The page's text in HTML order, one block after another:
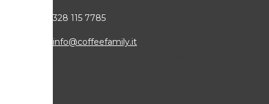
328 115 7785
info@coffeefamily.it